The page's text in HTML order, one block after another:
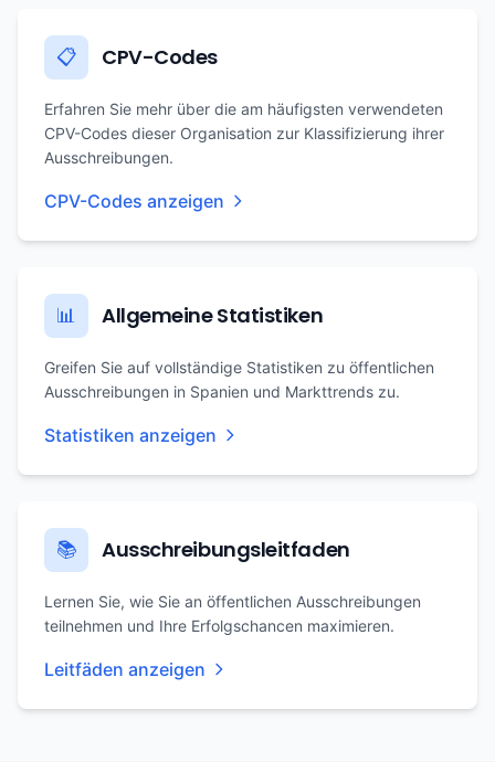
📋 CPV-Codes
Erfahren Sie mehr über die am häufigsten verwendeten
CPV-Codes dieser Organisation zur Klassifizierung ihrer
Ausschreibungen.
CPV-Codes anzeigen
📊 Allgemeine Statistiken
Greifen Sie auf vollständige Statistiken zu öffentlichen
Ausschreibungen in Spanien und Markttrends zu.
Statistiken anzeigen
📚 Ausschreibungsleitfaden
Lernen Sie, wie Sie an öffentlichen Ausschreibungen
teilnehmen und Ihre Erfolgschancen maximieren.
Leitfäden anzeigen